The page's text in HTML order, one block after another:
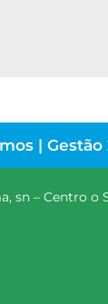
| Gestão
sn – Centro o